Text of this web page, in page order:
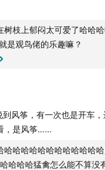
树枝上郁闷太可爱了哈哈
是观鸟佬的乐趣嘛？
到风筝，有一次也是开车
，是风筝……
哈哈哈哈哈哈哈哈哈哈哈
哈哈哈哈猛禽怎么能不算没